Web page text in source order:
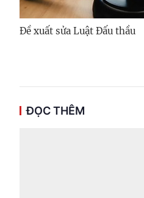
Đề xuất sửa Luật Đấu thầu
ĐỌC THÊM